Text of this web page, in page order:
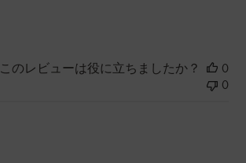
このレビューは役に立ちましたか？
0
0